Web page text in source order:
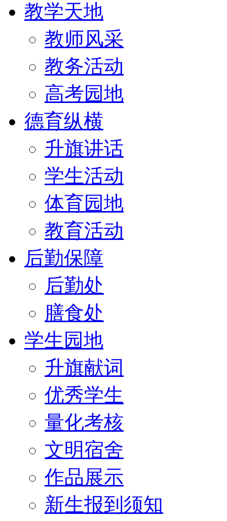
教学天地
教师风采
教务活动
高考园地
德育纵横
升旗讲话
学生活动
体育园地
教育活动
后勤保障
后勤处
膳食处
学生园地
升旗献词
优秀学生
量化考核
文明宿舍
作品展示
新生报到须知